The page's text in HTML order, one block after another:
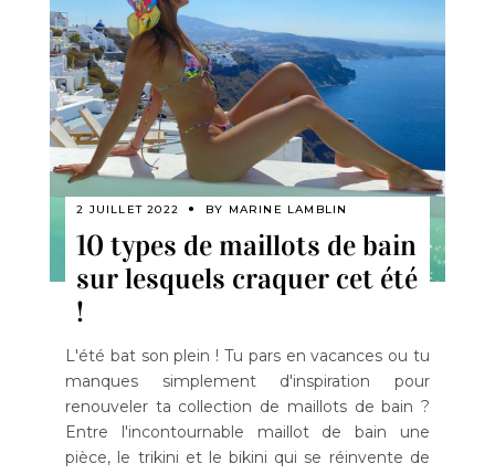
2 JUILLET 2022 BY MARINE LAMBLIN
10 types de maillots de bain
sur lesquels craquer cet été
!
L'été bat son plein ! Tu pars en vacances ou tu
manques simplement d'inspiration pour
renouveler ta collection de maillots de bain ?
Entre l'incontournable maillot de bain une
pièce, le trikini et le bikini qui se réinvente de